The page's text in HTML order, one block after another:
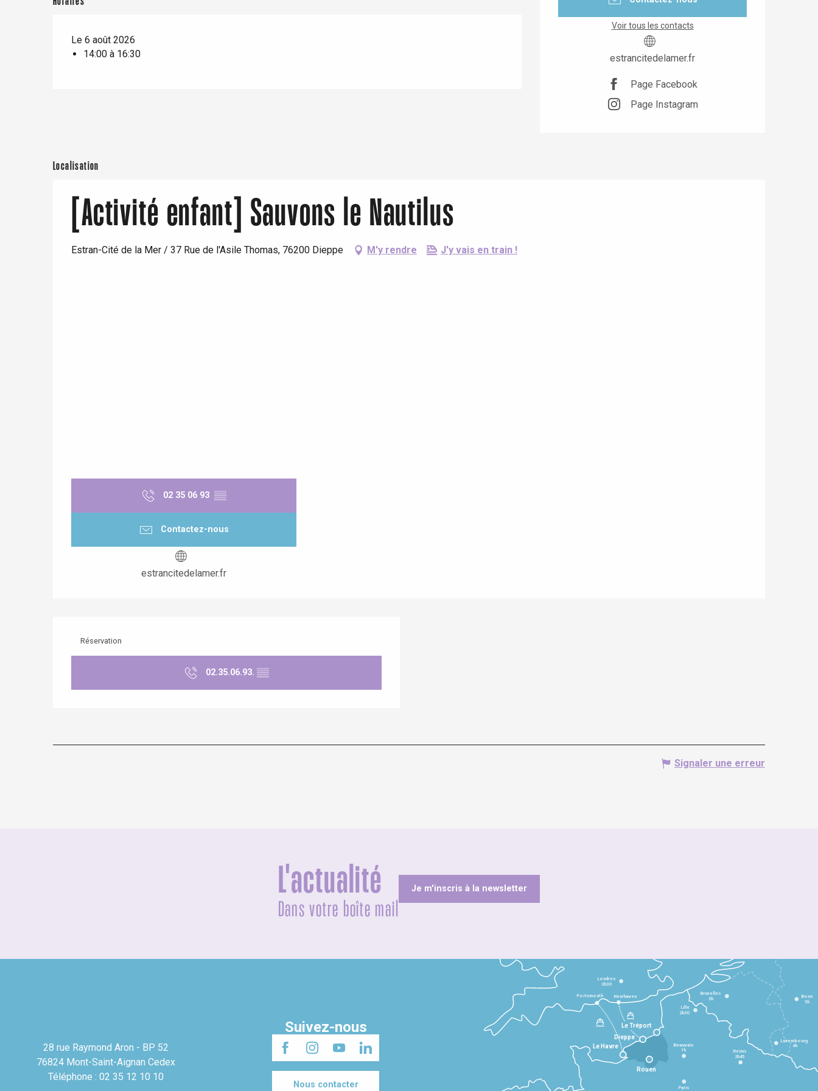
Offranville
Rouen
Voir tous les contacts
estrancitedelamer.fr
Page Facebook
Page Instagram
Le 6 août 2026
14:00 à 16:30
Localisation
[Activité enfant] Sauvons le Nautilus
Estran-Cité de la Mer / 37 Rue de l'Asile Thomas, 76200 Dieppe M'y rendre J'y vais en train !
02 35 06 93 ▒▒
Contactez-nous
estrancitedelamer.fr
Réservation
02.35.06.93. ▒▒
Signaler une erreur
L'actualité
Dans votre boîte mail
Je m'inscris à la newsletter
28 rue Raymond Aron - BP 52
76824 Mont-Saint-Aignan Cedex
Téléphone : 02 35 12 10 10
Suivez-nous
Nous contacter
Le Havre
Dieppe
Le Tréport
Paris
Beauvais
1h Reims
2h45
Lille
2h30
Bruxelles
3h
Londres
3h30
Newhaven
Portsmouth Bonn
5h
Luxembourg
4h
Rouen